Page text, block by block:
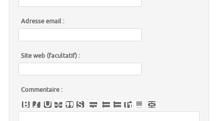
Adresse email :
Site web (facultatif) :
Commentaire :